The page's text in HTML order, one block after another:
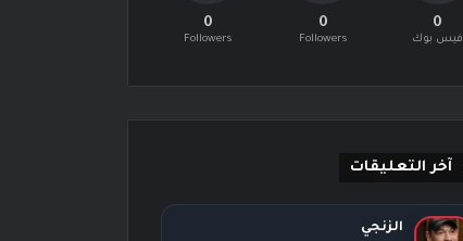
0
فيس بوك
0
Followers
0
Followers
آخر التعليقات
الزنجي